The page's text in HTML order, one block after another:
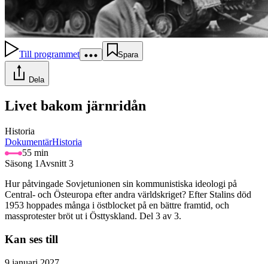
Till programmet Spara
Dela
Livet bakom järnridån
Historia
DokumentärHistoria
55 min
Säsong 1 Avsnitt 3
Hur påtvingade Sovjetunionen sin kommunistiska ideologi på
Central- och Östeuropa efter andra världskriget? Efter Stalins död
1953 hoppades många i östblocket på en bättre framtid, och
massprotester bröt ut i Östtyskland. Del 3 av 3.
Kan ses till